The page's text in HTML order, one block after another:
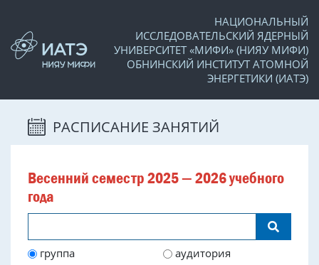
НАЦИОНАЛЬНЫЙ
ИССЛЕДОВАТЕЛЬСКИЙ ЯДЕРНЫЙ
УНИВЕРСИТЕТ «МИФИ» (НИЯУ МИФИ)
ОБНИНСКИЙ ИНСТИТУТ АТОМНОЙ
ЭНЕРГЕТИКИ (ИАТЭ)
РАСПИСАНИЕ ЗАНЯТИЙ
Весенний семестр 2025 — 2026 учебного
года
группа
аудитория